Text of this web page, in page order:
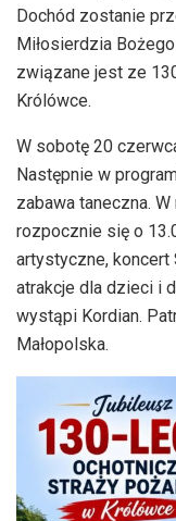
Dochód zostanie
Miłosierdzia
związane jest ze
Królówce.
W sobotę 20
Następnie w
zabawa taneczna.
rozpocznie się o
artystyczne, koncert
atrakcje dla dzieci i
wystąpi Kordian.
Małopolska.